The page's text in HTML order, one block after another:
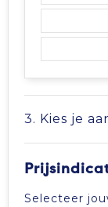
3. Kies je
Selecteer